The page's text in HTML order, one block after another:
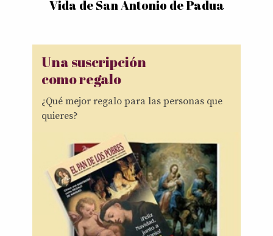
Vida de San Antonio de Padua
Una suscripción
como regalo
¿Qué mejor regalo para las personas que
quieres?